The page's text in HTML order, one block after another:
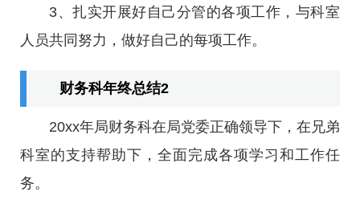
3、扎实开展好自己分管的各项工作，与科室
人员共同努力，做好自己的每项工作。
财务科年终总结2
20xx年局财务科在局党委正确领导下，在兄弟
科室的支持帮助下，全面完成各项学习和工作任
务。